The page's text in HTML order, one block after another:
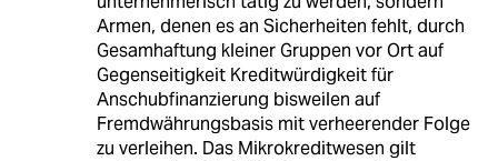
Armen, denen es an Sicherheiten fehlt, durch
Gesamhaftung kleiner Gruppen vor Ort auf
Gegenseitigkeit Kreditwürdigkeit für
Anschubfinanzierung bisweilen auf
Fremdwährungsbasis mit verheerender Folge
zu verleihen. Das Mikrokreditwesen gilt